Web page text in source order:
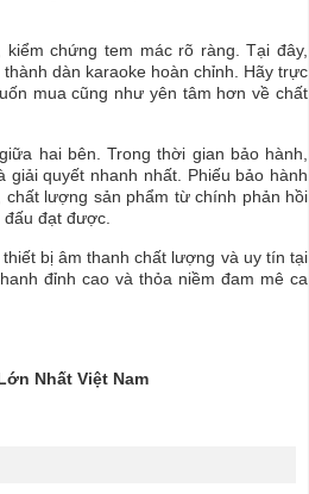
chứng tem mác rõ ràng. Tại đây,
dàn karaoke hoàn chỉnh. Hãy trực
mua cũng như yên tâm hơn về chất
hai bên. Trong thời gian bảo hành,
quyết nhanh nhất. Phiếu bảo hành
lượng sản phẩm từ chính phản hồi
đạt được.
bị âm thanh chất lượng và uy tín tại
đỉnh cao và thỏa niềm đam mê ca
Nhất Việt Nam